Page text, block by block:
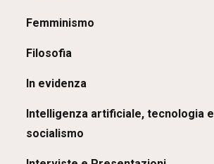
Femminismo
Filosofia
In evidenza
Intelligenza artificiale, tecnologia e
socialismo